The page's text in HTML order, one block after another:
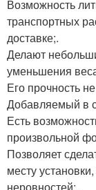
Возможность
транспортных
доставке;.
Делают
уменьшения
Его прочность
Добавляемый в
Есть
произвольной
Позволяет
месту